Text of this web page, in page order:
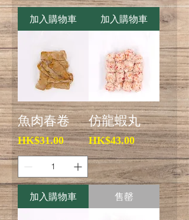
加入購物車 加入購物車
魚肉春卷
價格
HK$31.00
加入購物車
仿龍蝦丸
價格
HK$43.00
售罄